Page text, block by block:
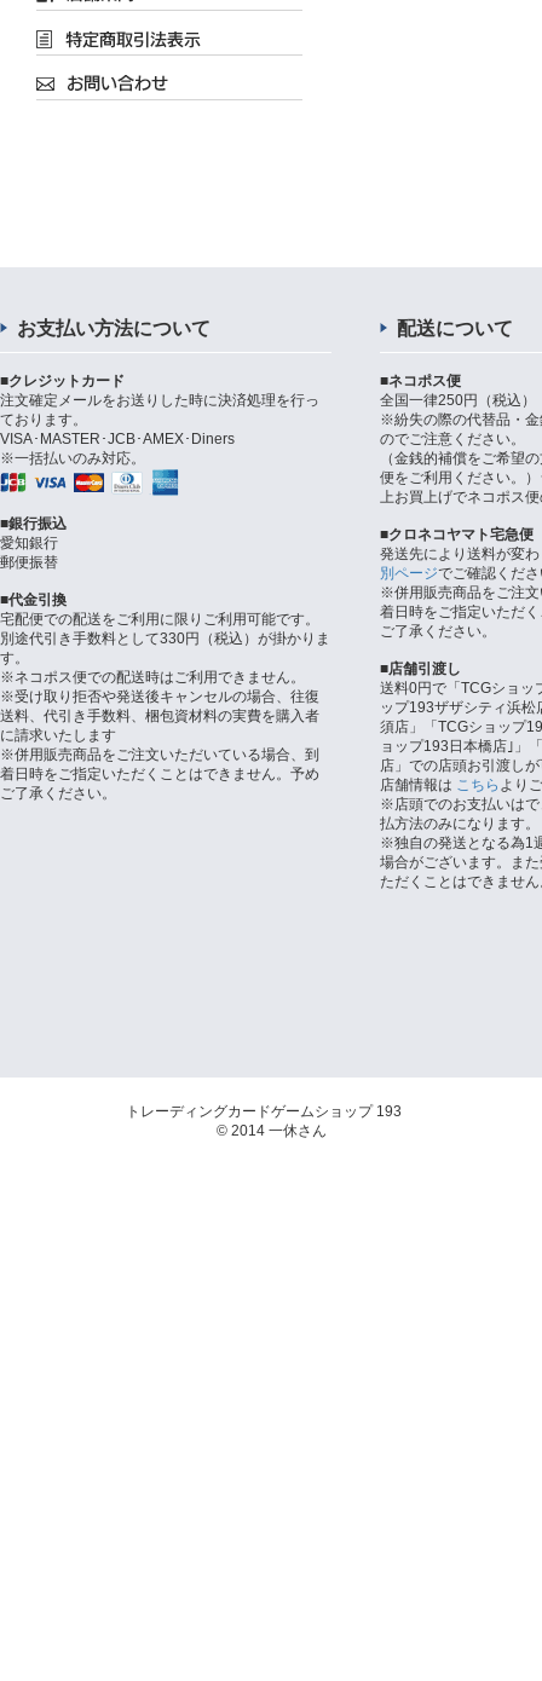
お支払い方法について
■クレジットカード
注文確定メールをお送りした時に決済処理を行っ
ております。
VISA･MASTER･JCB･AMEX･Diners
※一括払いのみ対応。
■銀行振込
愛知銀行
郵便振替
■代金引換
宅配便での配送をご利用に限りご利用可能です。
別途代引き手数料として330円（税込）が掛かりま
す。
※ネコポス便での配送時はご利用できません。
※受け取り拒否や発送後キャンセルの場合、往復
送料、代引き手数料、梱包資材料の実費を購入者
に請求いたします
※併用販売商品をご注文いただいている場合、到
着日時をご指定いただくことはできません。予め
ご了承ください。
配送について
■ネコポス便
全国一律250円（税込）
※紛失の際の代替品・
のでご注意ください。
（金銭的補償をご希望
便をご利用ください。
上お買上げでネコポス
■クロネコヤマト宅急便
発送先により送料が変
別ページでご確認くだ
※併用販売商品をご注
着日時をご指定いただ
ご了承ください。
■店舗引渡し
送料0円で「TCGショッ
ップ193ザザシティ浜
須店」「TCGショップ
ョップ193日本橋店｣」
店」での店頭お引渡し
店舗情報は こちら より
※店頭でのお支払いは
払方法のみになります。
※独自の発送となる為1
場合がございます。ま
ただくことはできませ
トレーディングカードゲームショップ 193
© 2014 一休さん